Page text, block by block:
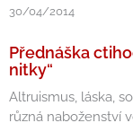
30/04/2014
Přednáška
nitky“
Altruismus, láska,
různá naboženství